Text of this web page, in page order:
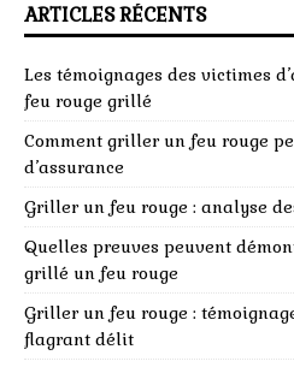
ARTICLES RÉCENTS
Les témoignages des victimes
feu rouge grillé
Comment griller un feu rouge
d’assurance
Griller un feu rouge : analyse
Quelles preuves peuvent
grillé un feu rouge
Griller un feu rouge :
flagrant délit